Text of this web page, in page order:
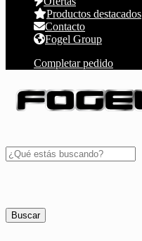
Productos destacados
Contacto
Fogel Group
Completar pedido
Buscar